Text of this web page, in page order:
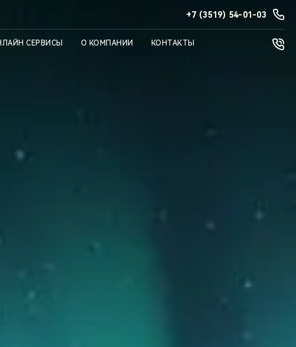
+7 (3519) 54-01-03
СЕРВИСЫ О КОМПАНИИ КОНТАКТЫ